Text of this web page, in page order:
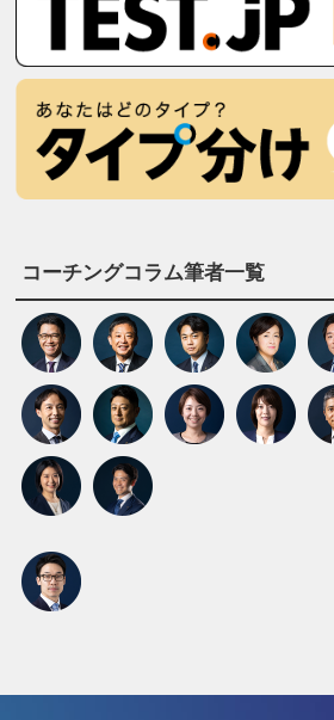
コーチングコラム筆者一覧